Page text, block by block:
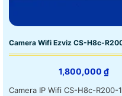
Camera Wifi Ezviz CS-H8c-
1,800,000 ₫
Camera IP Wifi CS-H8c-